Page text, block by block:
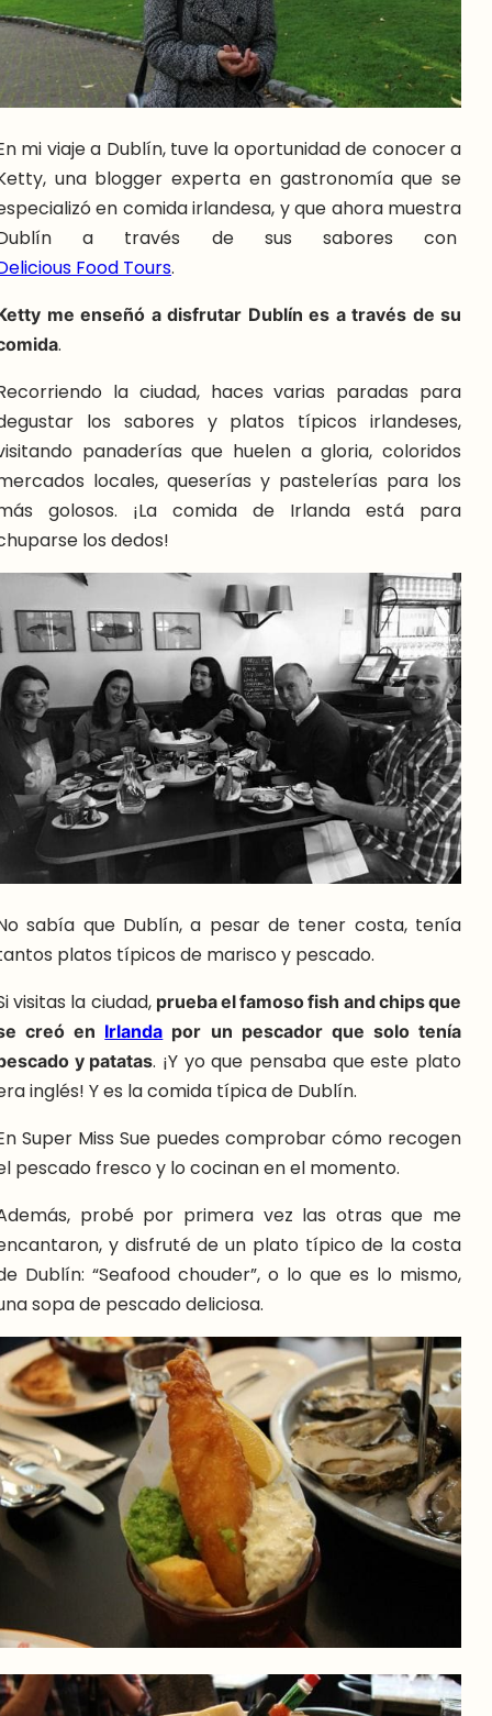
mi viaje a Dublín, tuve la oportunidad de conocer a
una blogger experta en gastronomía que se
en comida irlandesa, y que ahora muestra
a través de sus sabores con
Food Tours.
me enseñó a disfrutar Dublín es a través de su
.
la ciudad, haces varias paradas para
los sabores y platos típicos irlandeses,
panaderías que huelen a gloria, coloridos
locales, queserías y pastelerías para los
golosos. ¡La comida de Irlanda está para
los dedos!
sabía que Dublín, a pesar de tener costa, tenía
platos típicos de marisco y pescado.
visitas la ciudad, prueba el famoso fish and chips que
creó en Irlanda por un pescador que solo tenía
y patatas. ¡Y yo que pensaba que este plato
inglés! Y es la comida típica de Dublín.
Super Miss Sue puedes comprobar cómo recogen
pescado fresco y lo cocinan en el momento.
probé por primera vez las otras que me
y disfruté de un plato típico de la costa
Dublín: “Seafood chouder”, o lo que es lo mismo,
sopa de pescado deliciosa.